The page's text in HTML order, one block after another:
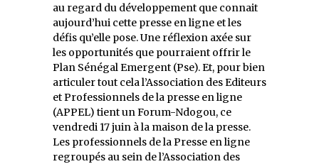
au regard du développement que connait
aujourd’hui cette presse en ligne et les
défis qu’elle pose. Une réflexion axée sur
les opportunités que pourraient offrir le
Plan Sénégal Emergent (Pse). Et, pour bien
articuler tout cela l’Association des Editeurs
et Professionnels de la presse en ligne
(APPEL) tient un Forum-Ndogou, ce
vendredi 17 juin à la maison de la presse.
Les professionnels de la Presse en ligne
regroupés au sein de l’Association des